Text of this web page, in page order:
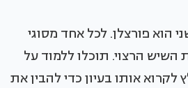
הוא פורצלן. לכל אחד מסוגי
השיש הרצוי. תוכלו ללמוד על
אותו בעיון כדי להבין את